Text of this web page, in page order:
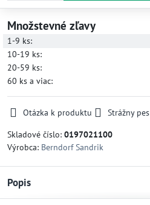
Množstevné zľavy
1-9 ks:
10-19 ks:
20-59 ks:
60 ks a viac:
Otázka k produktu Strážny pes
Skladové číslo: 0197021100
Výrobca: Berndorf Sandrik
Popis